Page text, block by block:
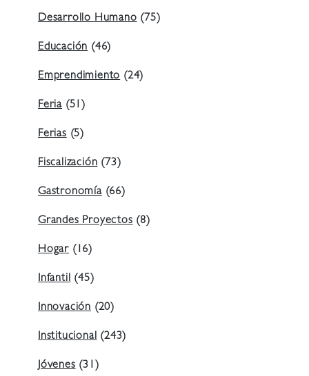
Desarrollo Humano (75)
Educación (46)
Emprendimiento (24)
Feria (51)
Ferias (5)
Fiscalización (73)
Gastronomía(66)
Grandes Proyectos (8)
Hogar (16)
Infantil (45)
Innovación (20)
Institucional (243)
Jóvenes (31)